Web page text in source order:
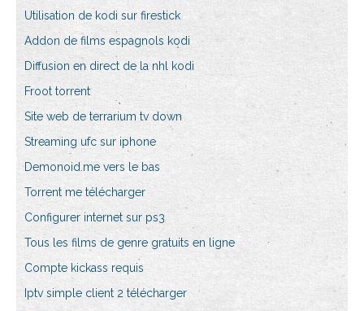
Utilisation de kodi sur firestick
Addon de films espagnols kodi
Diffusion en direct de la nhl kodi
Froot torrent
Site web de terrarium tv down
Streaming ufc sur iphone
Demonoid.me vers le bas
Torrent me télécharger
Configurer internet sur ps3
Tous les films de genre gratuits en ligne
Compte kickass requis
Iptv simple client 2 télécharger